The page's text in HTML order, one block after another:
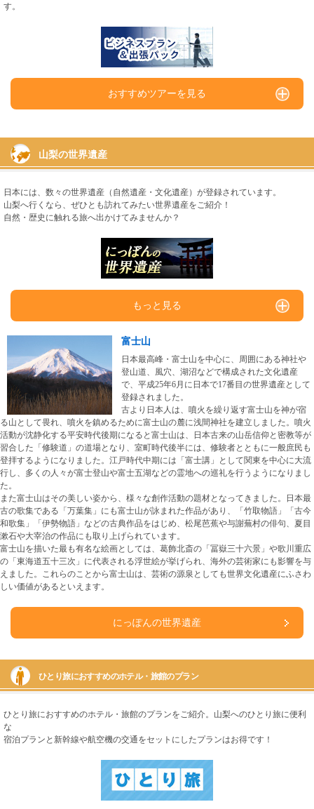
す。
おすすめツアーを見る
山梨の世界遺産
日本には、数々の世界遺産（自然遺産・文化遺産）が登録されています。
山梨へ行くなら、ぜひとも訪れてみたい世界遺産をご紹介！
自然・歴史に触れる旅へ出かけてみませんか？
もっと見る
富士山
日本最高峰・富士山を中心に、周囲にある神社や
登山道、風穴、湖沼などで構成された文化遺産
で、平成25年6月に日本で17番目の世界遺産として
登録されました。
古より日本人は、噴火を繰り返す富士山を神が宿
る山として畏れ、噴火を鎮めるために富士山の麓に浅間神社を建立しました。噴火
活動が沈静化する平安時代後期になると富士山は、日本古来の山岳信仰と密教等が
習合した「修験道」の道場となり、室町時代後半には、修験者とともに一般庶民も
登拝するようになりました。江戸時代中期には「富士講」として関東を中心に大流
行し、多くの人々が富士登山や富士五湖などの霊地への巡礼を行うようになりまし
た。
また富士山はその美しい姿から、様々な創作活動の題材となってきました。日本最
古の歌集である「万葉集」にも富士山が詠まれた作品があり、「竹取物語」「古今
和歌集」「伊勢物語」などの古典作品をはじめ、松尾芭蕉や与謝蕪村の俳句、夏目
漱石や大宰治の作品にも取り上げられています。
富士山を描いた最も有名な絵画としては、葛飾北斎の「冨嶽三十六景」や歌川重広
の「東海道五十三次」に代表される浮世絵が挙げられ、海外の芸術家にも影響を与
えました。これらのことから富士山は、芸術の源泉としても世界文化遺産にふさわ
しい価値があるといえます。
にっぽんの世界遺産
ひとり旅におすすめのホテル・旅館のプラン
ひとり旅におすすめのホテル・旅館のプランをご紹介。山梨へのひとり旅に便利
な
宿泊プランと新幹線や航空機の交通をセットにしたプランはお得です！